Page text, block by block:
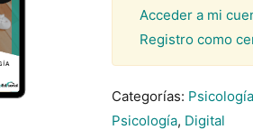
Acceder a mi
Registro como
Categorías: Psicología
Psicología, Digital